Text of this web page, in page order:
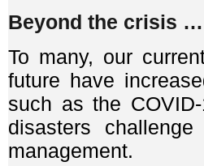
Beyond the crisis …
To many, our
future have
such as the
disasters
management.